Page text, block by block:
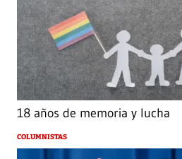
18 años de memoria y lucha
COLUMNISTAS